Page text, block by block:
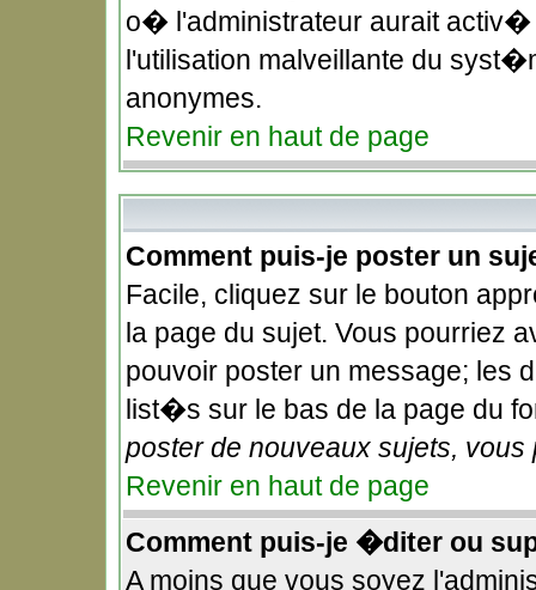
o� l'administrateur aurait
l'utilisation malveillante du
anonymes.
Revenir en haut de page
Comment puis-je poster un
Facile, cliquez sur le bouton
la page du sujet. Vous pourriez
pouvoir poster un message; les
list�s sur le bas de la page du
poster de nouveaux sujets, vous
Revenir en haut de page
Comment puis-je �diter ou
A moins que vous soyez